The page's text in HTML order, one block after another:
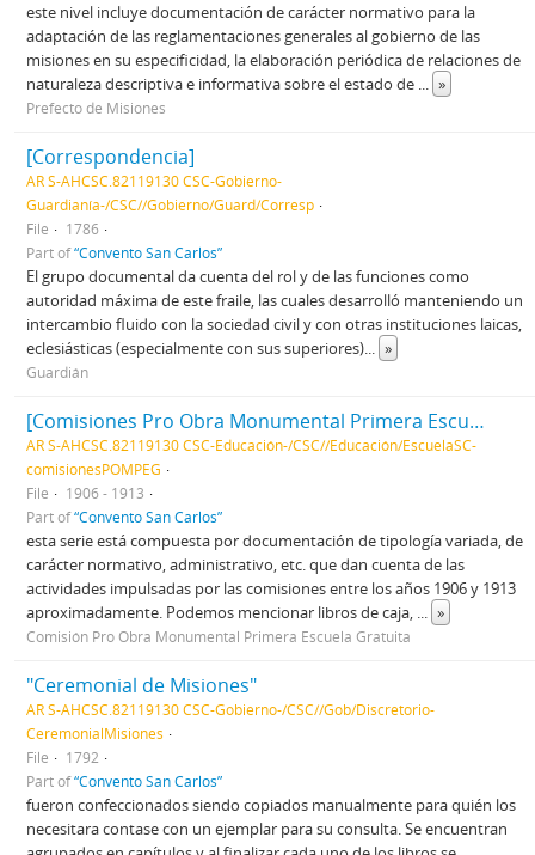
este nivel incluye documentación de carácter normativo para la
adaptación de las reglamentaciones generales al gobierno de las
misiones en su especificidad, la elaboración periódica de relaciones de
naturaleza descriptiva e informativa sobre el estado de ... »
Prefecto de Misiones
[Correspondencia]
AR S-AHCSC.82119130 CSC-Gobierno-
Guardianía-/CSC//Gobierno/Guard/Corresp
File
1786
Part of“Convento San Carlos”
El grupo documental da cuenta del rol y de las funciones como
autoridad máxima de este fraile, las cuales desarrolló manteniendo un
intercambio fluido con la sociedad civil y con otras instituciones laicas,
eclesiásticas (especialmente con sus superiores)... »
Guardián
[Comisiones Pro Obra Monumental Primera Escuela Gratuita]
AR S-AHCSC.82119130 CSC-Educación-/CSC//Educación/EscuelaSC-
comisionesPOMPEG
File
1906 - 1913
Part of“Convento San Carlos”
esta serie está compuesta por documentación de tipología variada, de
carácter normativo, administrativo, etc. que dan cuenta de las
actividades impulsadas por las comisiones entre los años 1906 y 1913
aproximadamente. Podemos mencionar libros de caja, ... »
Comisión Pro Obra Monumental Primera Escuela Gratuita
"Ceremonial de Misiones"
AR S-AHCSC.82119130 CSC-Gobierno-/CSC//Gob/Discretorio-
CeremonialMisiones
File
1792
Part of“Convento San Carlos”
fueron confeccionados siendo copiados manualmente para quién los
necesitara contase con un ejemplar para su consulta. Se encuentran